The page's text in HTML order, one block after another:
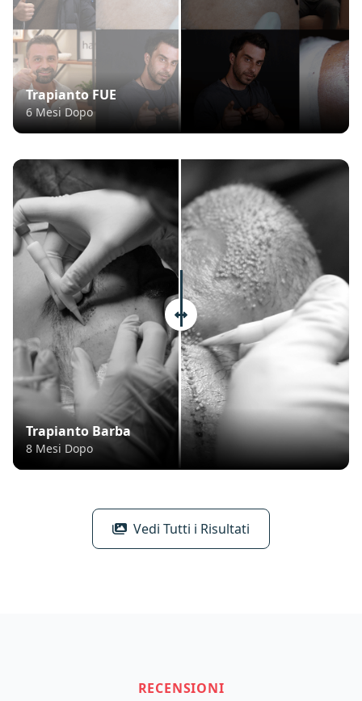
Trapianto FUE
6 Mesi Dopo
Trapianto Barba
8 Mesi Dopo
Vedi Tutti i Risultati
RECENSIONI